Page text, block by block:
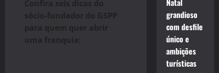
Confira seis dicas do
sócio-fundador do GSPP
para quem quer abrir
uma franquia:
Natal
grandioso
com desfile
único e
ambições
turísticas